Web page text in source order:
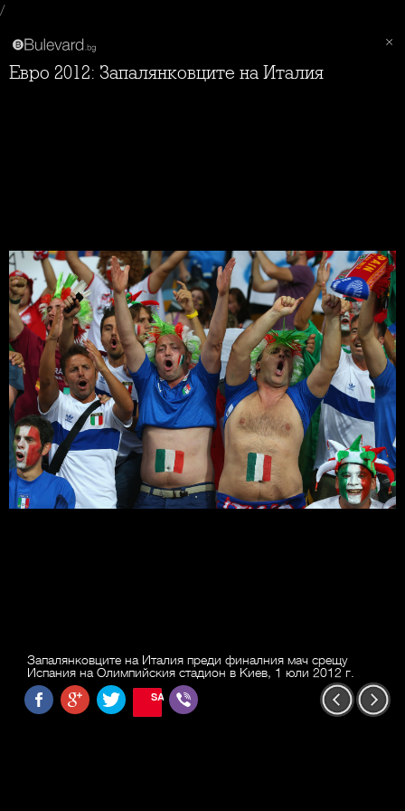
/
Евро 2012: Запалянковците на Италия
Запалянковците на Италия преди финалния мач срещу
Испания на Олимпийския стадион в Киев, 1 юли 2012 г.
SAVE